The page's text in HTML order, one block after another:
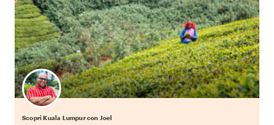
Scopri Kuala Lumpur con Joel